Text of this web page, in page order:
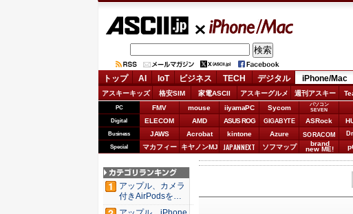
iPhone/Mac
トップ AI IoT ビジネス TECH デジタル iPhone/Mac
アスキーキッズ 格安SIM 家電ASCII アスキーグルメ 週刊アスキー
PC FMV mouse iiyamaPC Sycom
パソコン
SEVEN
Digital ELECOM AMD ASUS ROG GIGABYTE ASRock
Business JAWS Acrobat kintone Azure SORACOM
Special マカフィー キヤノンMJ JAPANNEXT ソフマップ brand
new ME!
アップル、カメラ
付きAirPodsを年
内...